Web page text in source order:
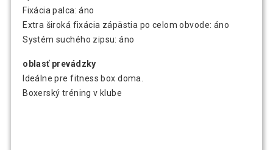
Fixácia palca: áno
Extra široká fixácia zápästia po celom obvode: áno
Systém suchého zipsu: áno
oblasť prevádzky
Ideálne pre fitness box doma.
Boxerský tréning v klube